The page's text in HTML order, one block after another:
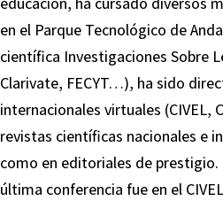
en el Parque Tecnológico de
científica Investigaciones Sobre
Clarivate, FECYT…), ha sido
internacionales virtuales (CIVEL,
revistas científicas nacionales e
como en editoriales de prestigio.
última conferencia fue en el